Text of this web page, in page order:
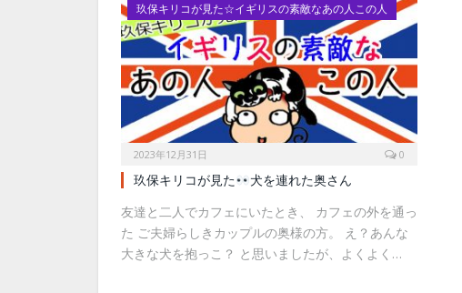
玖保キリコが見た☆イギリスの素敵なあの人この人
2023年12月31日 0
玖保キリコが見た
犬を連れた奥さん
友達と二人でカフェにいたとき、 カフェの外を通っ
た ご夫婦らしきカップルの奥様の方。 え？あんな
大きな犬を抱っこ？ と思いましたが、よくよく…